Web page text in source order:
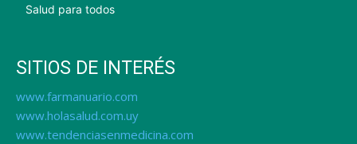
Salud para todos
SITIOS DE INTERÉS
www.farmanuario.com
www.holasalud.com.uy
www.tendenciasenmedicina.com